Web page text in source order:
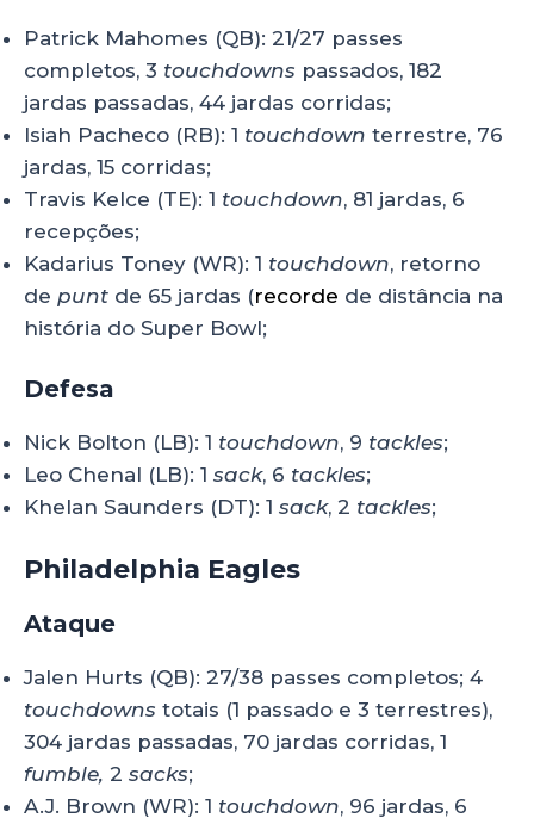
Patrick Mahomes (QB): 21/27 passes
completos, 3 touchdowns passados, 182
jardas passadas, 44 jardas corridas;
Isiah Pacheco (RB): 1 touchdown terrestre, 76
jardas, 15 corridas;
Travis Kelce (TE): 1 touchdown, 81 jardas, 6
recepções;
Kadarius Toney (WR): 1 touchdown, retorno
de punt de 65 jardas (recorde de distância na
história do Super Bowl;
Defesa
Nick Bolton (LB): 1 touchdown, 9 tackles;
Leo Chenal (LB): 1 sack, 6 tackles;
Khelan Saunders (DT): 1 sack, 2 tackles;
Philadelphia Eagles
Ataque
Jalen Hurts (QB): 27/38 passes completos; 4
touchdowns totais (1 passado e 3 terrestres),
304 jardas passadas, 70 jardas corridas, 1
fumble, 2 sacks;
A.J. Brown (WR): 1 touchdown, 96 jardas, 6